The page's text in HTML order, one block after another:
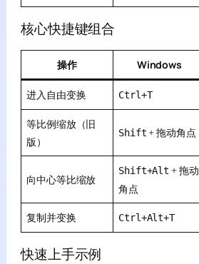
核心快捷键组合
操作 Windows
进入自由变换 Ctrl+T
等比例缩放（旧
版）
Shift + 拖动角点
向中心等比缩放
Shift+Alt + 拖动
角点
复制并变换 Ctrl+Alt+T
快速上手示例